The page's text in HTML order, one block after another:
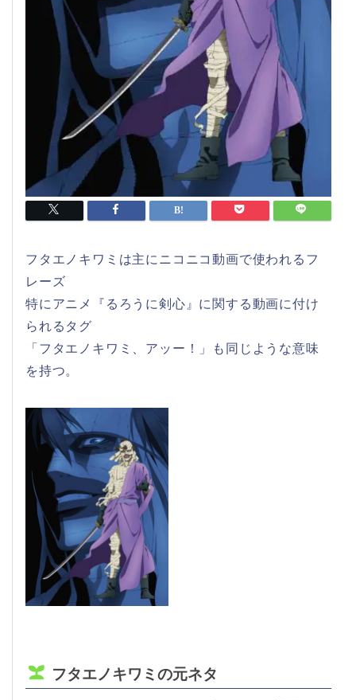
フタエノキワミは主にニコニコ動画で使われるフ
レーズ
特にアニメ『るろうに剣心』に関する動画に付け
られるタグ
「フタエノキワミ、アッー！」も同じような意味
を持つ。
フタエノキワミの元ネタ